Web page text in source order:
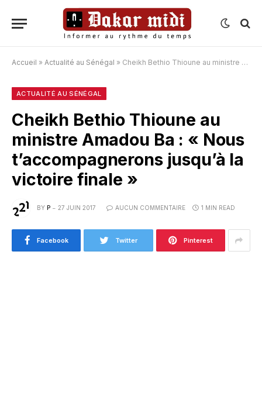
Accueil » Actualité au Sénégal » Cheikh Bethio Thioune au ministre Amadou Ba : « Nous t’accompagnerons jusqu’à la victoire finale »
ACTUALITÉ AU SÉNÉGAL
Cheikh Bethio Thioune au
ministre Amadou Ba : « Nous
t’accompagnerons jusqu’à la
victoire finale »
BY P 27 JUIN 2017 AUCUN COMMENTAIRE 1 MIN READ
Facebook Twitter Pinterest